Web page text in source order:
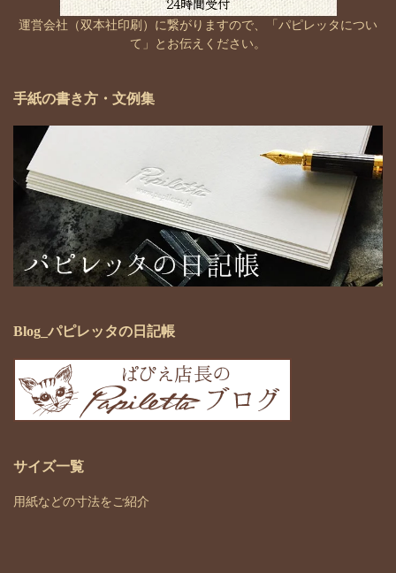
運営会社（双本社印刷）に繋がりますので、「パピレッタについ
て」とお伝えください。
手紙の書き方・文例集
Blog_パピレッタの日記帳
サイズ一覧
用紙などの寸法をご紹介